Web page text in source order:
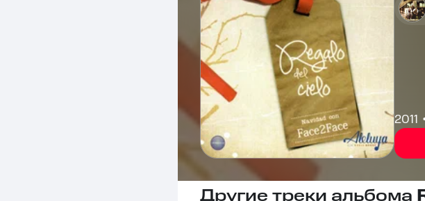
2011
Другие треки альбома